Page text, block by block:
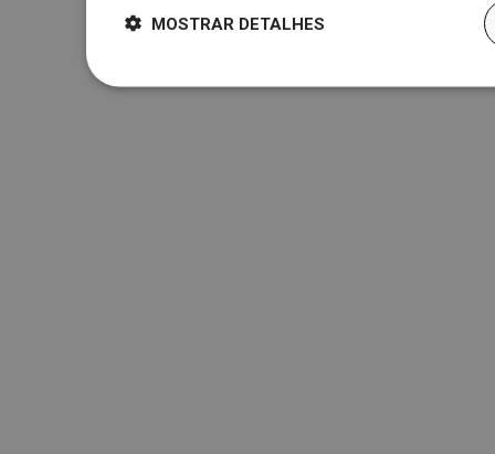
MOSTRAR DETALHES